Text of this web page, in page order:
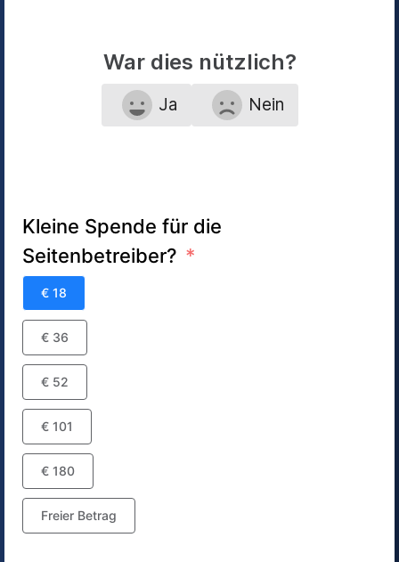
War dies nützlich?
Ja Nein
Kleine Spende für die
Seitenbetreiber?
€ 18
€ 36
€ 52
€ 101
€ 180
Freier Betrag